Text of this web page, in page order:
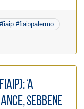
#fiaippalermo
‘A
sebbene